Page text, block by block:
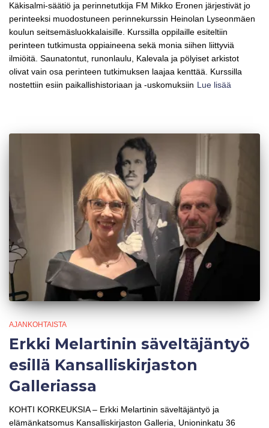
Käkisalmi-säätiö ja perinnetutkija FM Mikko Eronen järjestivät jo
perinteeksi muodostuneen perinnekurssin Heinolan Lyseonmäen
koulun seitsemäsluokkalaisille. Kurssilla oppilaille esiteltiin
perinteen tutkimusta oppiaineena sekä monia siihen liittyviä
ilmiöitä. Saunatontut, runonlaulu, Kalevala ja pölyiset arkistot
olivat vain osa perinteen tutkimuksen laajaa kenttää. Kurssilla
nostettiin esiin paikallishistoriaan ja -uskomuksiin Lue lisää
AJANKOHTAISTA
Erkki Melartinin säveltäjäntyö
esillä Kansalliskirjaston
Galleriassa
KOHTI KORKEUKSIA – Erkki Melartinin säveltäjäntyö ja
elämänkatsomus Kansalliskirjaston Galleria, Unioninkatu 36